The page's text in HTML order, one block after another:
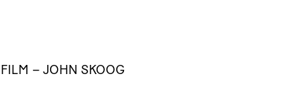
FILM – JOHN SKOOG